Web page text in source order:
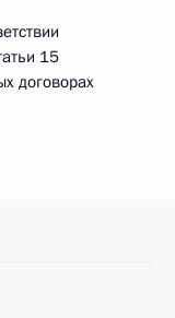
15
договорах